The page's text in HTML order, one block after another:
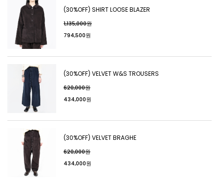
(30%OFF) SHIRT LOOSE BLAZER
1,135,000원
794,500원
(30%OFF) VELVET W&S TROUSERS
620,000원
434,000원
(30%OFF) VELVET BRAGHE
620,000원
434,000원